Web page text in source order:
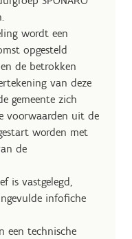
wordt een
opgesteld
de betrokken
van deze
gemeente zich
voorwaarden uit de
worden met
de
is vastgelegd,
infofiche
een technische